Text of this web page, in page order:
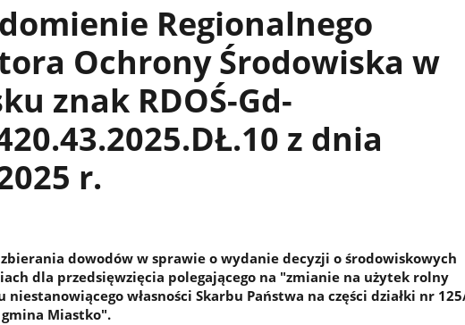
Regionalnego
Ochrony Środowiska w
znak RDOŚ-Gd-
z dnia
r.
dowodów w sprawie o wydanie decyzji o środowiskowych
dla przedsięwzięcia polegającego na "zmianie na użytek rolny
własności Skarbu Państwa na części działki nr
Miastko".